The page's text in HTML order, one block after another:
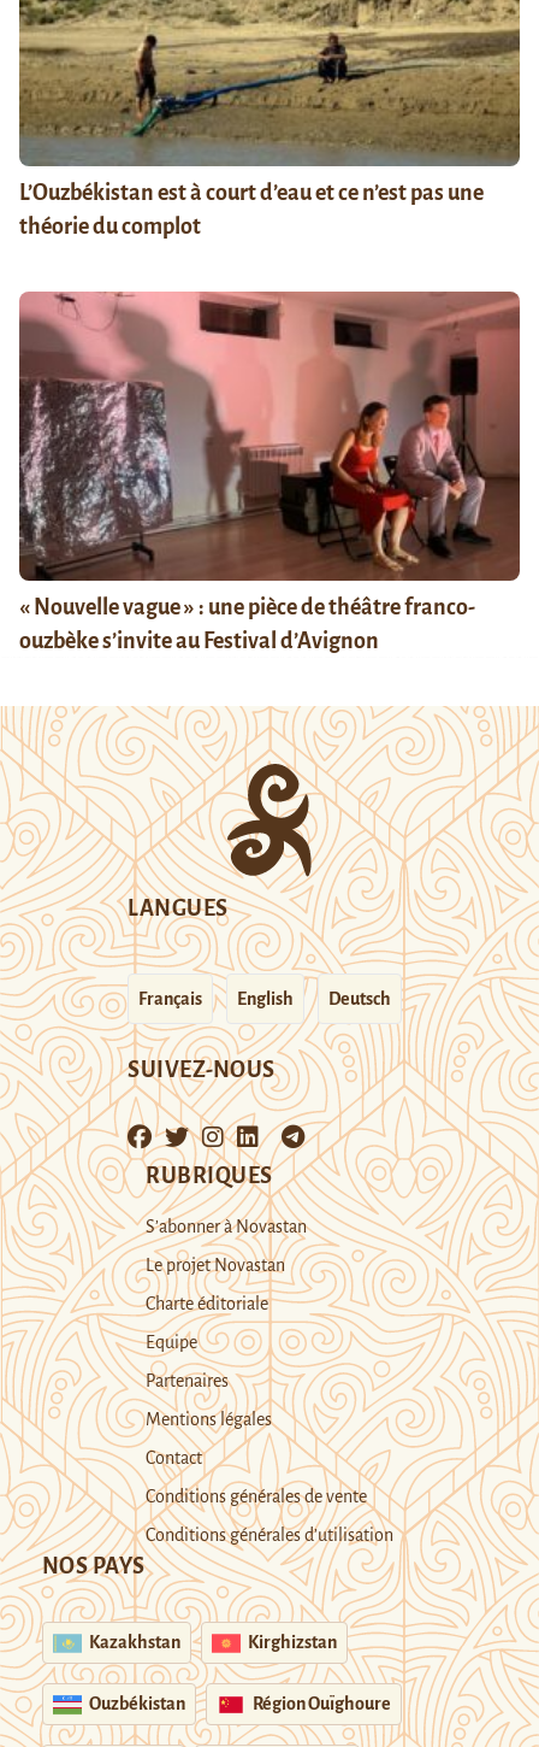
L’Ouzbékistan est à court d’eau et ce n’est pas une
théorie du complot
« Nouvelle vague » : une pièce de théâtre franco-
ouzbèke s’invite au Festival d’Avignon
LANGUES
Français English Deutsch
SUIVEZ-NOUS
RUBRIQUES
S’abonner à Novastan
Le projet Novastan
Charte éditoriale
Equipe
Partenaires
Mentions légales
Contact
Conditions générales de vente
Conditions générales d’utilisation
NOS PAYS
Kazakhstan Kirghizstan
Ouzbékistan Région Ouïghoure